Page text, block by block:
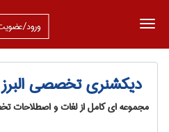
ورود/
دیکشنری تخصصی البرز
مجموعه ای کامل از لغات و اصطلاحات